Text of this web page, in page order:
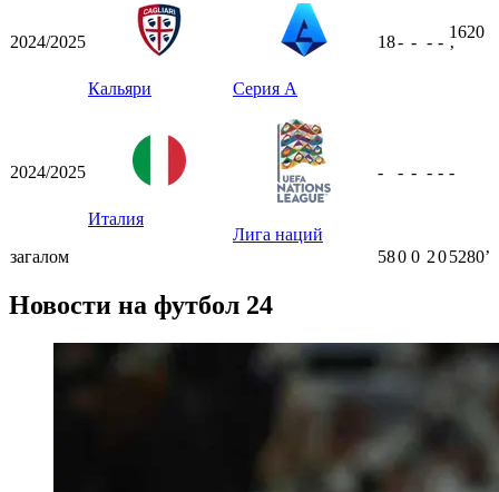
2024/2025
Кальяри Серия А
18- - - -
1620
ʼ
2024/2025
Италия
Лига наций
- - - - - -
загалом 580 0 205280ʼ
Новости на футбол 24